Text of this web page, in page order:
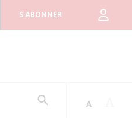
S'ABONNER